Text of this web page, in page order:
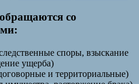
со
споры, взыскание
ущерба)
и территориальные)